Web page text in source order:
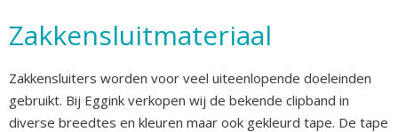
Zakkensluitmateriaal
Zakkensluiters worden voor veel uiteenlopende doeleinden
gebruikt. Bij Eggink verkopen wij de bekende clipband in
diverse breedtes en kleuren maar ook gekleurd tape. De tape